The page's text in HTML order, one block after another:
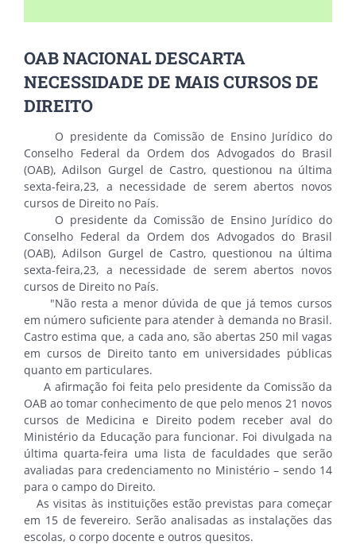
OAB NACIONAL DESCARTA
NECESSIDADE DE MAIS CURSOS DE
DIREITO
O presidente da Comissão de Ensino Jurídico do
Conselho Federal da Ordem dos Advogados do Brasil
(OAB), Adilson Gurgel de Castro, questionou na última
sexta-feira,23, a necessidade de serem abertos novos
cursos de Direito no País.
O presidente da Comissão de Ensino Jurídico do
Conselho Federal da Ordem dos Advogados do Brasil
(OAB), Adilson Gurgel de Castro, questionou na última
sexta-feira,23, a necessidade de serem abertos novos
cursos de Direito no País.
"Não resta a menor dúvida de que já temos cursos
em número suficiente para atender à demanda no Brasil.
Castro estima que, a cada ano, são abertas 250 mil vagas
em cursos de Direito tanto em universidades públicas
quanto em particulares.
A afirmação foi feita pelo presidente da Comissão da
OAB ao tomar conhecimento de que pelo menos 21 novos
cursos de Medicina e Direito podem receber aval do
Ministério da Educação para funcionar. Foi divulgada na
última quarta-feira uma lista de faculdades que serão
avaliadas para credenciamento no Ministério – sendo 14
para o campo do Direito.
As visitas às instituições estão previstas para começar
em 15 de fevereiro. Serão analisadas as instalações das
escolas, o corpo docente e outros quesitos.